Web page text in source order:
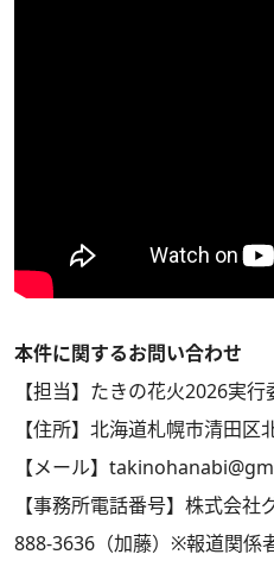
本件に関するお問い合わせ
【担当】たきの花火2026実行
【住所】北海道札幌市清田区
【メール】
【事務所電話番号】株式会
888-3636（加藤）※報道関係